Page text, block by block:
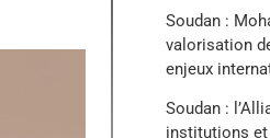
Soudan :
valorisation
enjeux
Soudan :
institutions et